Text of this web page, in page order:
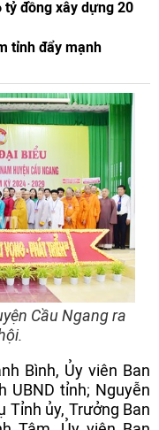
tỷ đồng xây dựng 20
tỉnh đẩy mạnh
Cầu Ngang ra
Bình, Ủy viên Ban
UBND tỉnh; Nguyễn
Tỉnh ủy, Trưởng Ban